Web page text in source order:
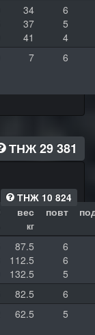
34
6
37
5
41
4
7 6
ТНЖ 29 381
ТНЖ 10 824
вес
кг
повт
87.5
6
112.5
6
132.5
5
82.5
6
62.5 5